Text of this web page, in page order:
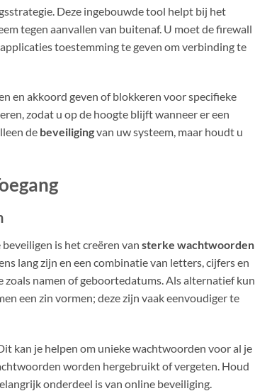
Deze ingebouwde tool helpt bij het
tegen aanvallen van buitenaf. U moet de firewall
toestemming te geven om verbinding te
en akkoord geven of blokkeren voor specifieke
zodat u op de hoogte blijft wanneer er een
de beveiligingvan uw systeem, maar houdt u
is het creëren van sterke wachtwoorden
lang zijn en een combinatie van letters, cijfers en
namen of geboortedatums. Als alternatief kun
een zin vormen; deze zijn vaak eenvoudiger te
Dit kan je helpen om unieke wachtwoorden voor al je
worden hergebruikt of vergeten. Houd
onderdeel is van online beveiliging.